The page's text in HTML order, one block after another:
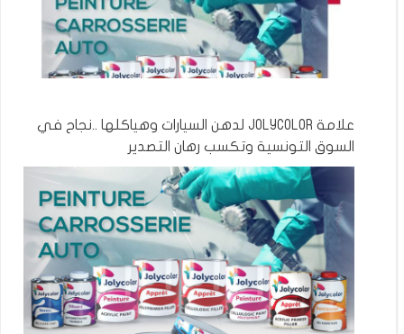
علامة JOLYCOLOR لدهن السيارات وهياكلها ..نجاح في
السوق التونسية وتكسب رهان التصدير